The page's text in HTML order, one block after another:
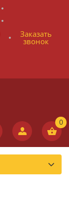
Заказать
звонок